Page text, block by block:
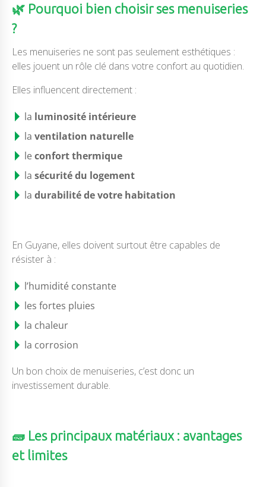
🌿 Pourquoi bien choisir ses menuiseries
?
Les menuiseries ne sont pas seulement esthétiques :
elles jouent un rôle clé dans votre confort au quotidien.
Elles influencent directement :
la luminosité intérieure
la ventilation naturelle
leconfort thermique
la sécurité du logement
la durabilité de votre habitation
En Guyane, elles doivent surtout être capables de
résister à :
l’humidité constante
les fortes pluies
la chaleur
la corrosion
Un bon choix de menuiseries, c’est donc un
investissement durable.
🧱 Les principaux matériaux : avantages
et limites